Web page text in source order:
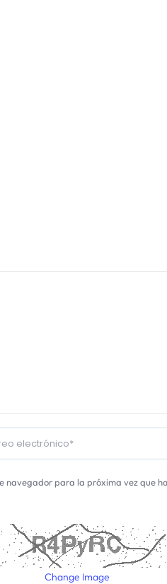
navegador para la próxima vez que
Change Image